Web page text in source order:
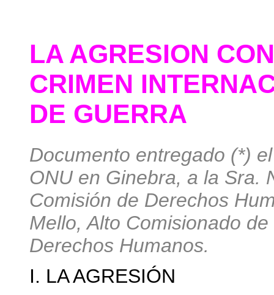
LA AGRESION
CRIMEN
DE GUERRA
Documento entregado (*)
ONU en Ginebra, a la Sra.
Comisión de Derechos
Mello, Alto Comisionado
Derechos Humanos.
I. LA AGRESIÓN